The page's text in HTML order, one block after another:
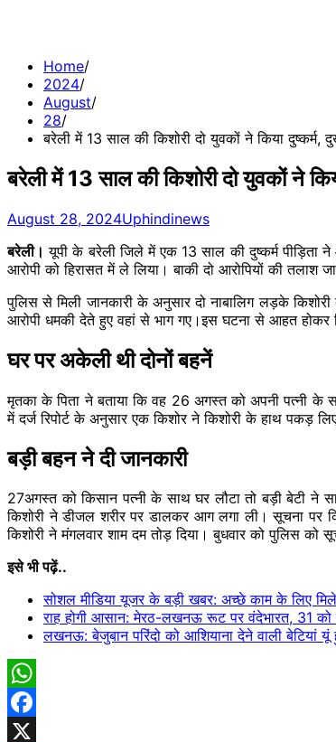
Home
2024
August
28
बरेली में 13 साल की किशोरी दो युवकों ने किया दुष्कर्म,
बरेली में 13 साल की किशोरी दो युवकों ने
August 28, 2024Uphindinews
बरेली। यूपी के बरेली जिले में एक 13 साल की दुष्कर्म
आरोपी को हिरासत में ले लिया। बाकी दो आरोपियों की तलाश
पुलिस से मिली जानकारी के अनुसार दो नाबालिग लड़के
आरोपी धमकी देते हुए वहां से भाग गए।इस घटना से आहत होकर
घर पर अकेली थी दोनों बहनें
मृतका के पिता ने बताया कि वह 26 अगस्त को अपनी पत्नी के
में दर्ज रिपोर्ट के अनुसार एक किशोर ने किशोरी के हाथ पकड़
बड़ी बहन ने दी जानकारी
27अगस्त को किसान पत्नी के साथ घर लौटा तो बड़ी बेटी ने
किशोरी ने डीजल शरीर पर डालकर आग लगा ली। सूचना
किशोरी ने मंगलवार शाम दम तोड़ दिया। बुधवार को पुलिस को
इसे भी पढ़ें..
सोशल मीडिया यूजर के बड़ी खबर: अच्छे काम के लिए
राह होगी आसान: मेरठ-लखनऊ रूट पर वंदेभारत, 31 को
लखनऊ: बेजुबान परिंदो को आशियाना देने वाली बेटियां यूं
WhatsApp
Facebook